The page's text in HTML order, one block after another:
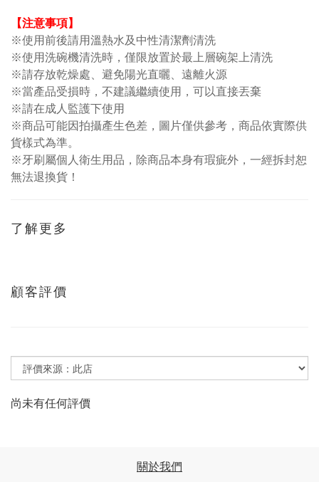
【注意事項】
※使用前後請用溫熱水及中性清潔劑清洗
※使用洗碗機清洗時，僅限放置於最上層碗架上清洗
※請存放乾燥處、避免陽光直曬、遠離火源
※當產品受損時，不建議繼續使用，可以直接丟棄
※請在成人監護下使用
※商品可能因拍攝產生色差，圖片僅供參考，商品依實際供
貨樣式為準。
※牙刷屬個人衛生用品，除商品本身有瑕疵外，一經拆封恕
無法退換貨！
了解更多
顧客評價
尚未有任何評價
關於我們